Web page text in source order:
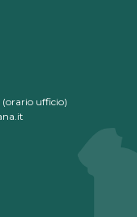
ufficio)